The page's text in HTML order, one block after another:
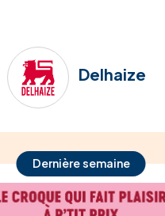
Delhaize
Dernière semaine